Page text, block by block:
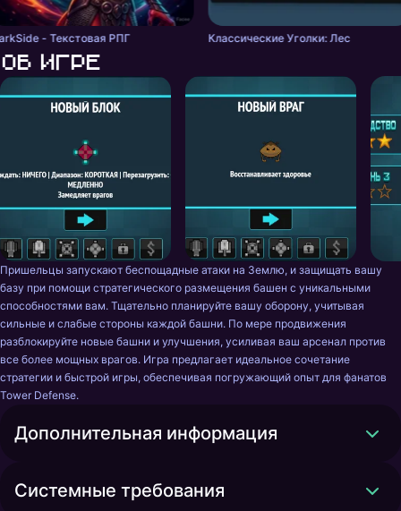
- Текстовая РПГ Классические Уголки: Лес
Об игре
Пришельцы запускают беспощадные атаки на Землю, и защищать вашу
базу при помощи стратегического размещения башен с уникальными
способностями вам. Тщательно планируйте вашу оборону, учитывая
сильные и слабые стороны каждой башни. По мере продвижения
разблокируйте новые башни и улучшения, усиливая ваш арсенал против
все более мощных врагов. Игра предлагает идеальное сочетание
стратегии и быстрой игры, обеспечивая погружающий опыт для фанатов
Tower Defense.
Дополнительная информация
Системные требования